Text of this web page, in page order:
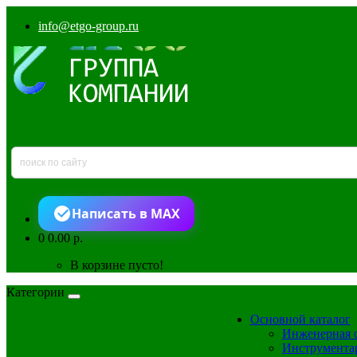
info@etgo-group.ru
Написать в MAX
00.00 р.
В корзине пусто!
Категории
Основной каталог
Инженерная